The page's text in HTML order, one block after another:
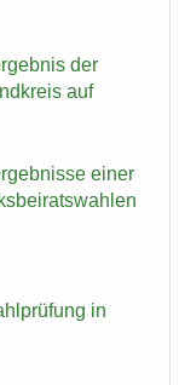
der
auf
einer
in